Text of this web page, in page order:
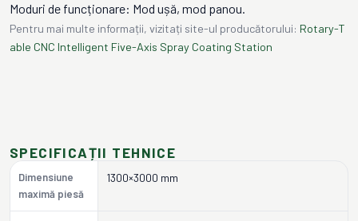
Moduri de funcționare: Mod ușă, mod panou.
Pentru mai multe informații, vizitați site-ul producătorului: Rotary-T
able CNC Intelligent Five-Axis Spray Coating Station
SPECIFICAȚII TEHNICE
Dimensiune
maximă piesă
1300×3000 mm